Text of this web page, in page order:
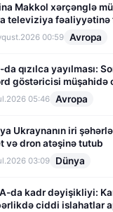
Makkol xərçənglə
televiziya fəaliyyətinə
00:59 Avropa
da qızılca yayılması:
göstəricisi müşahidə
05:46 Avropa
Ukraynanın iri
və dron atəşinə tutub
03:09 Dünya
da kadr dəyişikliyi:
ciddi islahatlar